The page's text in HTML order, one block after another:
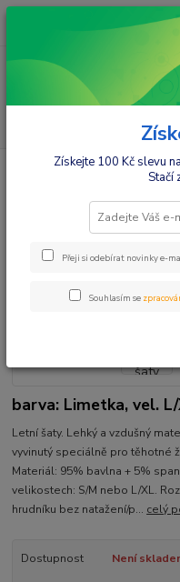
Móda pro maminky
Těhotenské šaty TULIPÁNEK -
Be MaaMaa
TULIPÁNEK
barva: Limetka, vel.
Letní šaty. Lehký a vzdušný
vyvinutý speciálně pro těhotné
Materiál: 95% bavlna + 5%
velikostech: S/M nebo L/XL.
hrudníku bez natažení/p... celý
Dostupnost Není
Získejte 100 Kč slevu
Stačí
Přeji si odebírat novinky e-
Souhlasím se